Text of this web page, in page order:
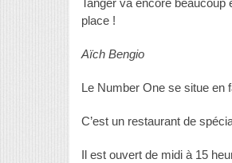
Tanger va encore
place !
Aïch Bengio
Le Number One se situe en
C’est un restaurant de
Il est ouvert de midi à 15